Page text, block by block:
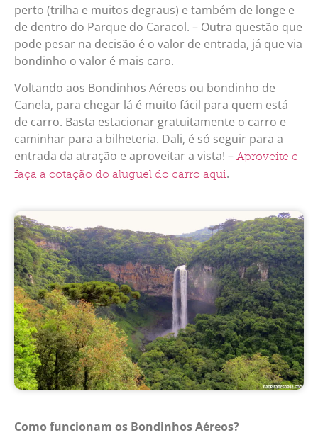
perto (trilha e muitos degraus) e também de longe e
de dentro do Parque do Caracol. – Outra questão que
pode pesar na decisão é o valor de entrada, já que via
bondinho o valor é mais caro.
Voltando aos Bondinhos Aéreos ou bondinho de
Canela, para chegar lá é muito fácil para quem está
de carro. Basta estacionar gratuitamente o carro e
caminhar para a bilheteria. Dali, é só seguir para a
entrada da atração e aproveitar a vista! – Aproveite e
faça a cotação do aluguel do carro aqui.
Como funcionam os Bondinhos Aéreos?